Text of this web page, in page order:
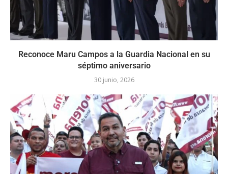
Reconoce Maru Campos a la Guardia Nacional en su
séptimo aniversario
30 junio, 2026